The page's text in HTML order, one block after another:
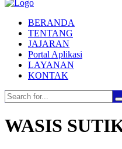
BERANDA
TENTANG
JAJARAN
Portal Aplikasi
LAYANAN
KONTAK
WASIS